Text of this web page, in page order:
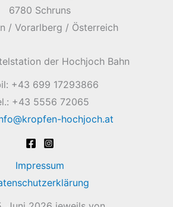
6780 Schruns
/ Vorarlberg / Österreich
der Hochjoch Bahn
+43 699 17293866
+43 5556 72065
hochjoch.at
Impressum